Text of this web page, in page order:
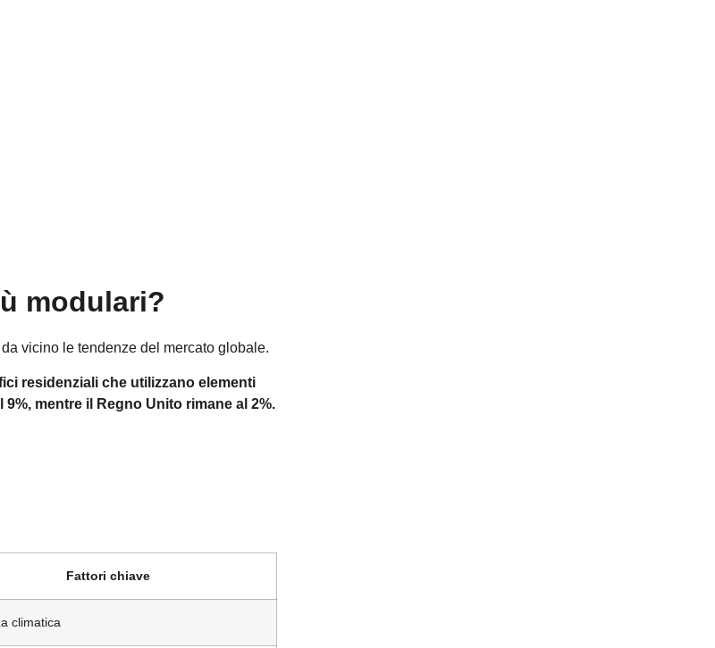
modulari?
vicino le tendenze del mercato globale.
residenziali che utilizzano elementi
mentre il Regno Unito rimane al 2%.
Fattori chiave
climatica